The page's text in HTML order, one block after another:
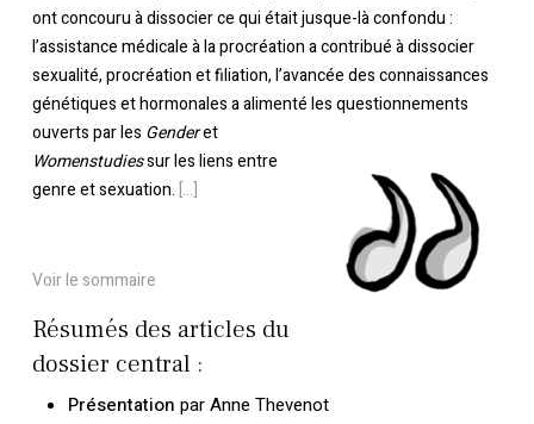
ont concouru à dissocier ce qui était jusque-là confondu :
l’assistance médicale à la procréation a contribué à dissocier
sexualité, procréation et filiation, l’avancée des connaissances
génétiques et hormonales a alimenté les questionnements
ouverts par les Genderet
Womenstudiessur les liens entre
genre et sexuation.[…]
Voir le sommaire
Résumés des articles du
dossier central :
Présentation par Anne Thevenot